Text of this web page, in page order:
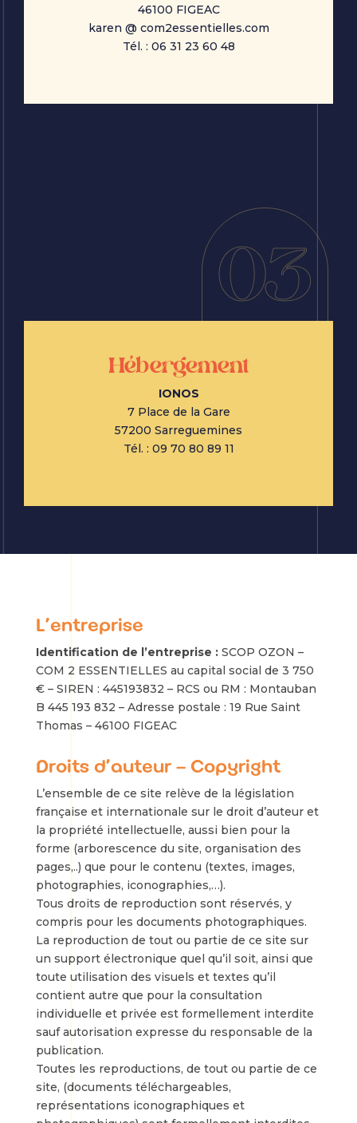
46100 FIGEAC
karen @ com2essentielles.com
Tél. : 06 31 23 60 48
03
Hébergement
IONOS
7 Place de la Gare
57200 Sarreguemines
Tél. : 09 70 80 89 11
L’entreprise
Identification de l’entreprise :SCOP OZON –
COM 2 ESSENTIELLES au capital social de 3 750
€ – SIREN : 445193832 – RCS ou RM : Montauban
B 445 193 832 – Adresse postale : 19 Rue Saint
Thomas – 46100 FIGEAC
Droits d’auteur – Copyright
L’ensemble de ce site relève de la législation
française et internationale sur le droit d’auteur et
la propriété intellectuelle, aussi bien pour la
forme (arborescence du site, organisation des
pages,..) que pour le contenu (textes, images,
photographies, iconographies,…).
Tous droits de reproduction sont réservés, y
compris pour les documents photographiques.
La reproduction de tout ou partie de ce site sur
un support électronique quel qu’il soit, ainsi que
toute utilisation des visuels et textes qu’il
contient autre que pour la consultation
individuelle et privée est formellement interdite
sauf autorisation expresse du responsable de la
publication.
Toutes les reproductions, de tout ou partie de ce
site, (documents téléchargeables,
représentations iconographiques et